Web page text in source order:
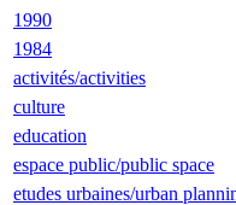
1990
1984
activités/activities
culture
education
espace public/public space
etudes urbaines/urban